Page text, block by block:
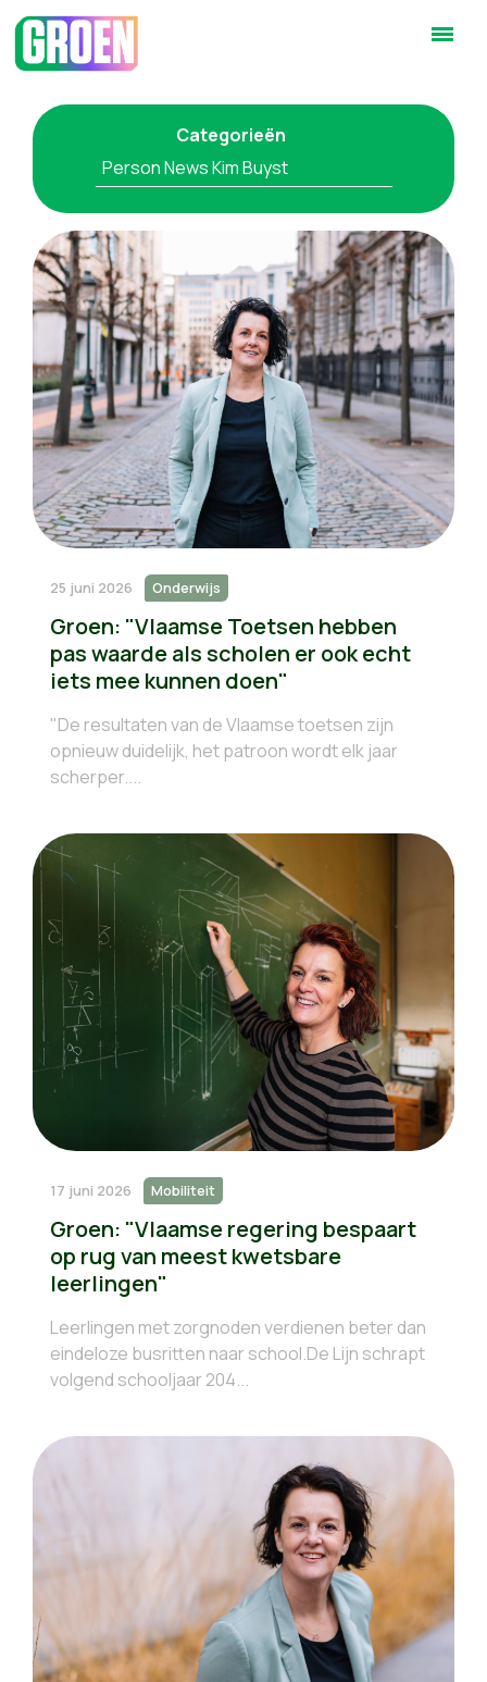
Categorieën
Person News Kim Buyst
25 juni 2026 Onderwijs
Groen: "Vlaamse Toetsen hebben
pas waarde als scholen er ook echt
iets mee kunnen doen"
"De resultaten van de Vlaamse toetsen zijn
opnieuw duidelijk, het patroon wordt elk jaar
scherper....
17 juni 2026 Mobiliteit
Groen: "Vlaamse regering bespaart
op rug van meest kwetsbare
leerlingen"
Leerlingen met zorgnoden verdienen beter dan
eindeloze busritten naar school.De Lijn schrapt
volgend schooljaar 204...